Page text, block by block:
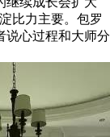
比力主要。包罗
说心过程和大师分